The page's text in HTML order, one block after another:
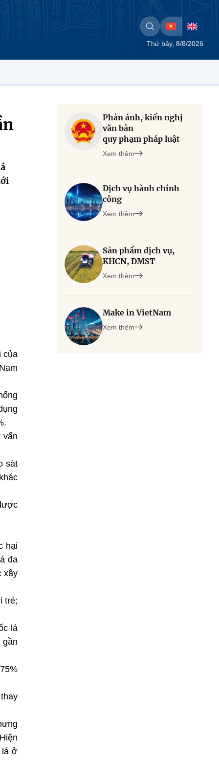
Thứ bảy, 8/8/2026
của
vấn
sát
hại
đa
xây
trẻ;
lá
gần
lá ở
Phản ánh, kiến nghị
văn bản
quy phạm pháp luật
Xem thêm
Dịch vụ hành chính
công
Xem thêm
Sản phẩm dịch vụ,
KHCN, ĐMST
Xem thêm
Make in VietNam
Xem thêm